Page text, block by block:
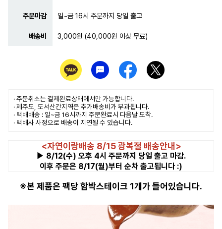
주문마감 일~금 16시 주문까지 당일 출고
배송비 3,000원 (40,000원 이상 무료)
· 주문취소는 결제완료상태에서만 가능합니다.
· 제주도, 도서산간지역은 추가배송비가 부과됩니다.
· 택배배송 : 일~금 16시까지 주문완료시 다음날 도착.
· 택배사 사정으로 배송이 지연될 수 있습니다.
<자연이랑배송 8/15 광복절 배송안내>
▶ 8/12(수) 오후 4시 주문까지 당일 출고 마감.
이후 주문은 8/17(월)부터 순차 출고됩니다 :)
※본 제품은 팩당 함박스테이크 1개가 들어있습니다.